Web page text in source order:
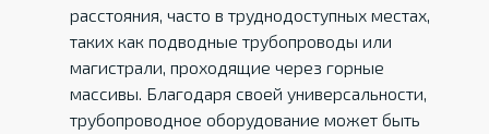
расстояния, часто в труднодоступных местах,
таких как подводные трубопроводы или
магистрали, проходящие через горные
массивы. Благодаря своей универсальности,
трубопроводное оборудование может быть